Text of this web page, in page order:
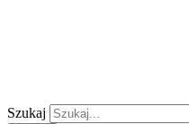
Szukaj